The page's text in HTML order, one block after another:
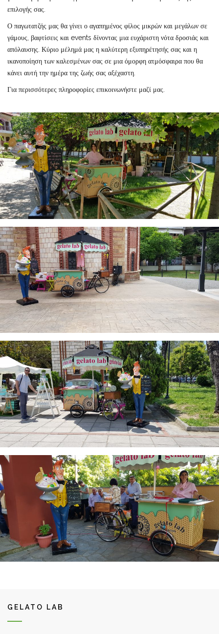
επιλογής σας.
Ο παγωτατζής μας θα γίνει ο αγαπημένος φίλος μικρών και μεγάλων σε
γάμους, βαφτίσεις και events δίνοντας μια ευχάριστη νότα δροσιάς και
απόλαυσης. Κύριο μέλημά μας η καλύτερη εξυπηρέτησής σας και η
ικανοποίηση των καλεσμένων σας σε μια όμορφη ατμόσφαιρα που θα
κάνει αυτή την ημέρα της ζωής σας αξέχαστη.
Για περισσότερες πληροφορίες επικοινωνήστε μαζί μας.
GELATO LAB